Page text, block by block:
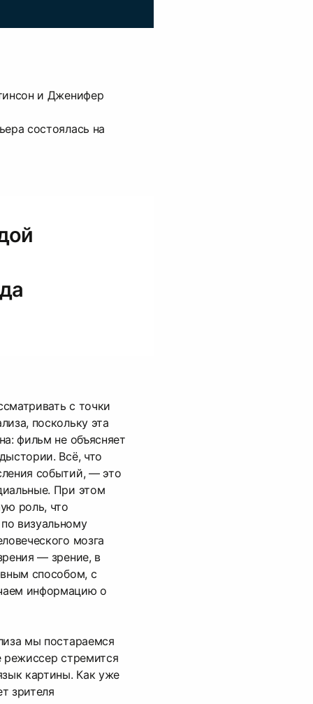
и Дженифер
состоялась на
с точки
поскольку эта
фильм не объясняет
Всё, что
событий, — это
При этом
роль, что
визуальному
мозга
— зрение, в
способом, с
информацию о
мы постараемся
режиссер стремится
картины. Как уже
зрителя